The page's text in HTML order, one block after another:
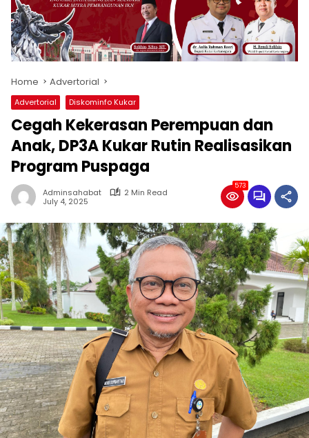
Home Advertorial
Advertorial Diskominfo Kukar
Cegah Kekerasan Perempuan dan
Anak, DP3A Kukar Rutin Realisasikan
Program Puspaga
Adminsahabat
2 Min Read
July 4, 2025
573